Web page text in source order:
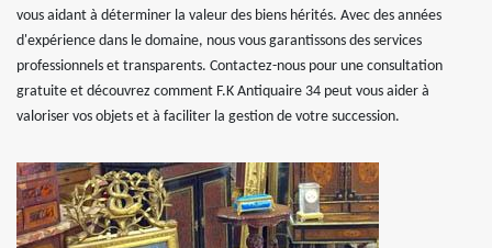
vous aidant à déterminer la valeur des biens hérités. Avec des années
d'expérience dans le domaine, nous vous garantissons des services
professionnels et transparents. Contactez-nous pour une consultation
gratuite et découvrez comment F.K Antiquaire 34 peut vous aider à
valoriser vos objets et à faciliter la gestion de votre succession.